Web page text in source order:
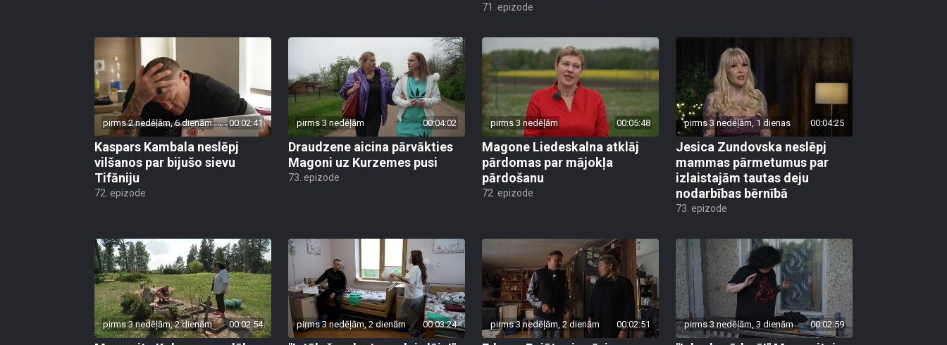
71. epizode
pirms 2 nedēļām, 6 dienām 00:02:41
Kaspars Kambala neslēpj
vilšanos par bijušo sievu
Tifāniju
72. epizode
pirms 3 nedēļām 00:04:02
Draudzene aicina pārvākties
Magoni uz Kurzemes pusi
73. epizode
pirms 3 nedēļām 00:05:48
Magone Liedeskalna atklāj
pārdomas par mājokļa
pārdošanu
72. epizode
pirms 3 nedēļām, 1 dienas 00:04:25
Jesica Zundovska neslēpj
mammas pārmetumus par
izlaistajām tautas deju
nodarbības bērnībā
73. epizode
pirms 3 nedēļām, 2 dienām 00:02:54 pirms 3 nedēļām, 2 dienām 00:03:24 pirms 3 nedēļām, 2 dienām 00:02:51 pirms 3 nedēļām, 3 dienām 00:02:59